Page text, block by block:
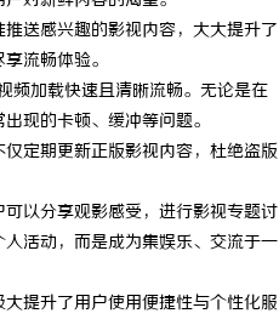
送感兴趣的影视内容，大大提升了
流畅体验。
频加载快速且清晰流畅。无论是在
现的卡顿、缓冲等问题。
定期更新正版影视内容，杜绝盗版
以分享观影感受，进行影视专题讨
活动，而是成为集娱乐、交流于一
提升了用户使用便捷性与个性化服